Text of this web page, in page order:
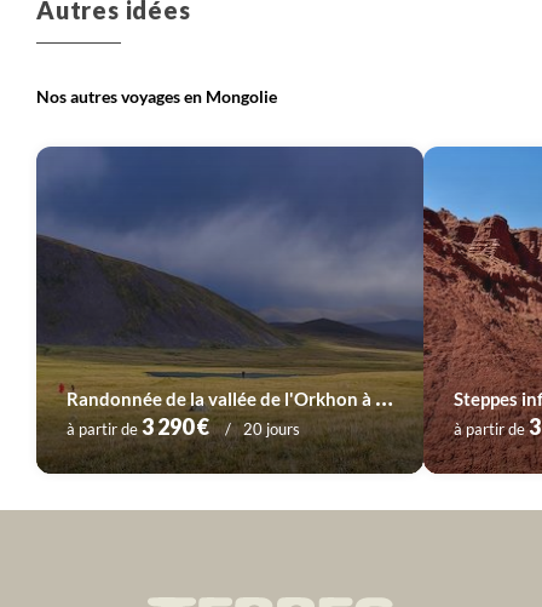
Autres idées
Nos autres voyages en Mongolie
R
andonnée de la vallée de l'Orkhon à l'Arkhangaï
à partir de3 290 € 20 jours
Steppes
à partir de